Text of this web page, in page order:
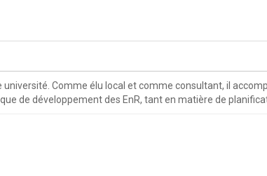
Comme élu local et comme consultant, il
de développement des EnR, tant en matière de